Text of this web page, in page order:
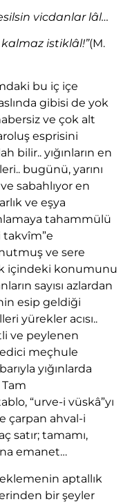
vicdanlar lâl…
istiklâl!”(M.
bu iç içe
gibisi de yok
ve çok alt
esprisini
bilir.. yığınların en
bugünü, yarını
sabahlıyor en
ve eşya
tahammülü
takvîm”e
ve sere
içindeki konumunu
sayısı azlardan
esip geldiği
yürekler acısı..
ve peylenen
meçhule
yığınlarda
“urve-i vüskâ”yı
çarpan ahval-i
satır; tamamı,
emanet…
aptallık
bir şeyler